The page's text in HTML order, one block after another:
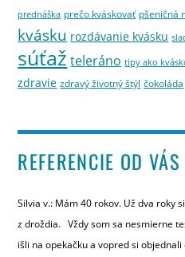
prednáška prečo kváskovať pšeničná
kvásku rozdávanie kvásku
súťaž teleráno tipy ako
zdravie zdravý životný štýl čokoláda
REFERENCIE OD VÁS
Silvia v.: Mám 40 rokov. Už dva roky
z droždia. Vždy som sa nesmierne
išli na opekačku a vopred si